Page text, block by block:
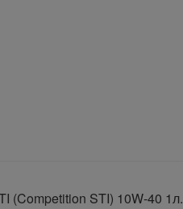
(Competition STI) 10W-40 1л.